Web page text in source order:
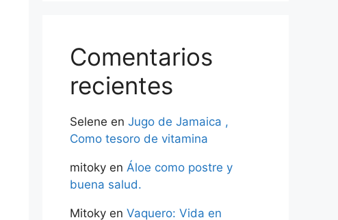
Comentarios
recientes
Selene en Jugo de Jamaica ,
Como tesoro de vitamina
mitoky en Áloe como postre y
buena salud.
Mitoky en Vaquero: Vida en